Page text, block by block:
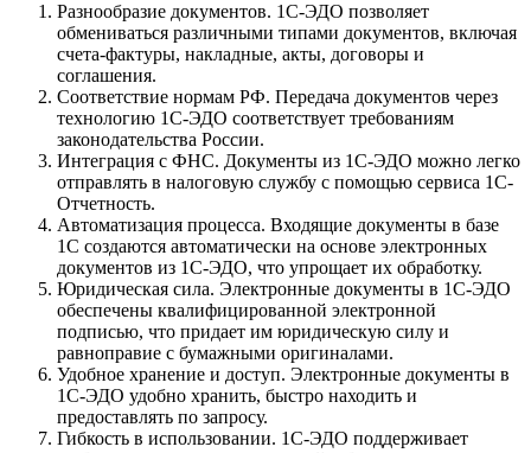
Разнообразие документов. 1С-ЭДО позволяет
обмениваться различными типами документов, включая
счета-фактуры, накладные, акты, договоры и
соглашения.
Соответствие нормам РФ. Передача документов через
технологию 1С-ЭДО соответствует требованиям
законодательства России.
Интеграция с ФНС. Документы из 1С-ЭДО можно легко
отправлять в налоговую службу с помощью сервиса 1С-
Отчетность.
Автоматизация процесса. Входящие документы в базе
1С создаются автоматически на основе электронных
документов из 1С-ЭДО, что упрощает их обработку.
Юридическая сила. Электронные документы в 1С-ЭДО
обеспечены квалифицированной электронной
подписью, что придает им юридическую силу и
равноправие с бумажными оригиналами.
Удобное хранение и доступ. Электронные документы в
1С-ЭДО удобно хранить, быстро находить и
предоставлять по запросу.
Гибкость в использовании. 1С-ЭДО поддерживает